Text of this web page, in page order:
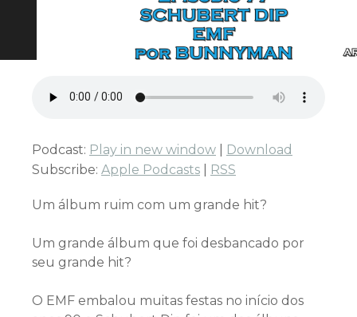
Podcast: Play in new window
Download
Subscribe: Apple Podcasts RSS
Um álbum ruim com um grande hit?
Um grande álbum que foi desbancado por
seu grande hit?
O EMF embalou muitas festas no início dos